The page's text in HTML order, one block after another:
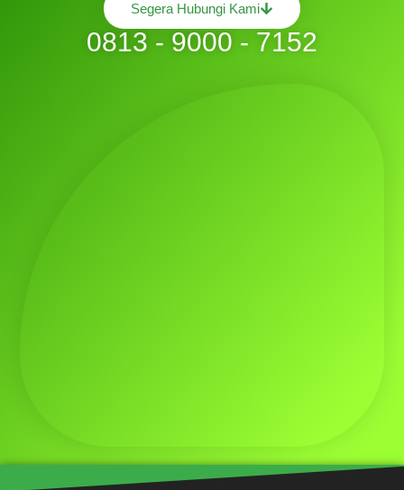
Segera Hubungi Kami
0813 - 9000 - 7152